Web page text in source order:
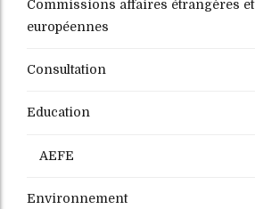
Commissions affaires étrangères et
européennes
Consultation
Education
AEFE
Environnement